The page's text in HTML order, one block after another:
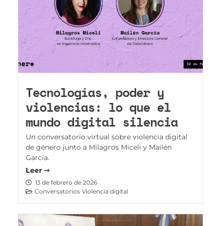
Tecnologías, poder y
violencias: lo que el
mundo digital silencia
Un conversatorio virtual sobre violencia digital
de género junto a Milagros Miceli y Mailén
García.
Leer ➞
13 de febrero de 2026
Conversatorios Violencia digital